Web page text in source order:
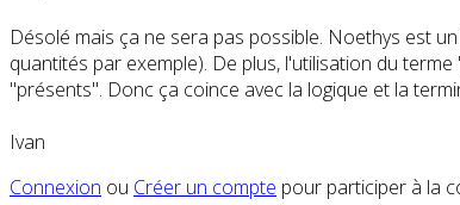
Désolé mais ça ne sera pas possible. Noethys est
quantités par exemple). De plus, l'utilisation du
"présents". Donc ça coince avec la logique et la
Ivan
Connexion ou Créer un compte pour participer à la